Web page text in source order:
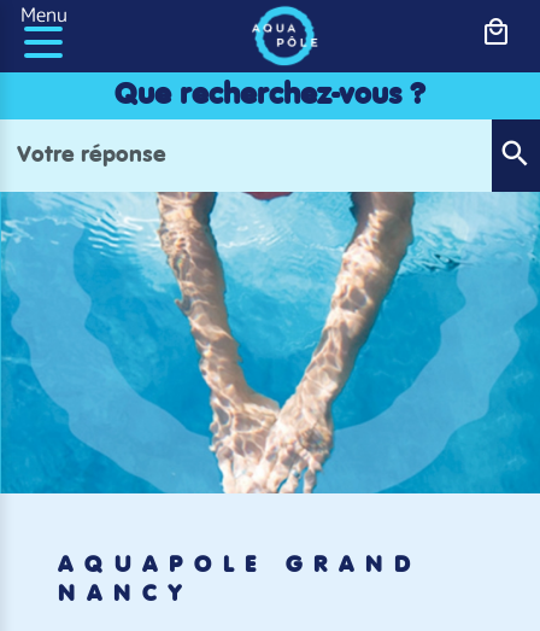
Panneau de gestion des cookies
Menu
Que recherchez-vous ?
AQUAPÔLE GRAND
NANCY